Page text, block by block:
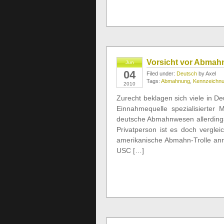
Jun
04
2010
Vorsicht vor
Filed under: Deutsch by Axel
Tags: Abmahnung
Zurecht beklagen sich viele in
Einnahmequelle
deutsche Abmahnwesen
Privatperson ist es doch
amerikanische Abmahn-Trolle
USC […]